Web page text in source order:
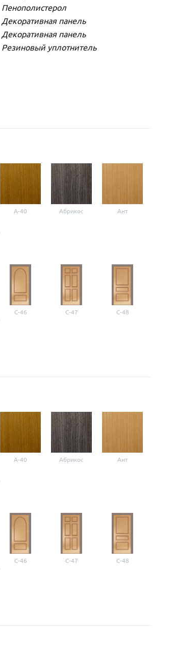
Пенополистерол
Декоративная панель
Декоративная панель
Резиновый уплотнитель
A-40 Абрикос Ант
С-46 С-47 С-48
A-40 Абрикос Ант
С-46 С-47 С-48